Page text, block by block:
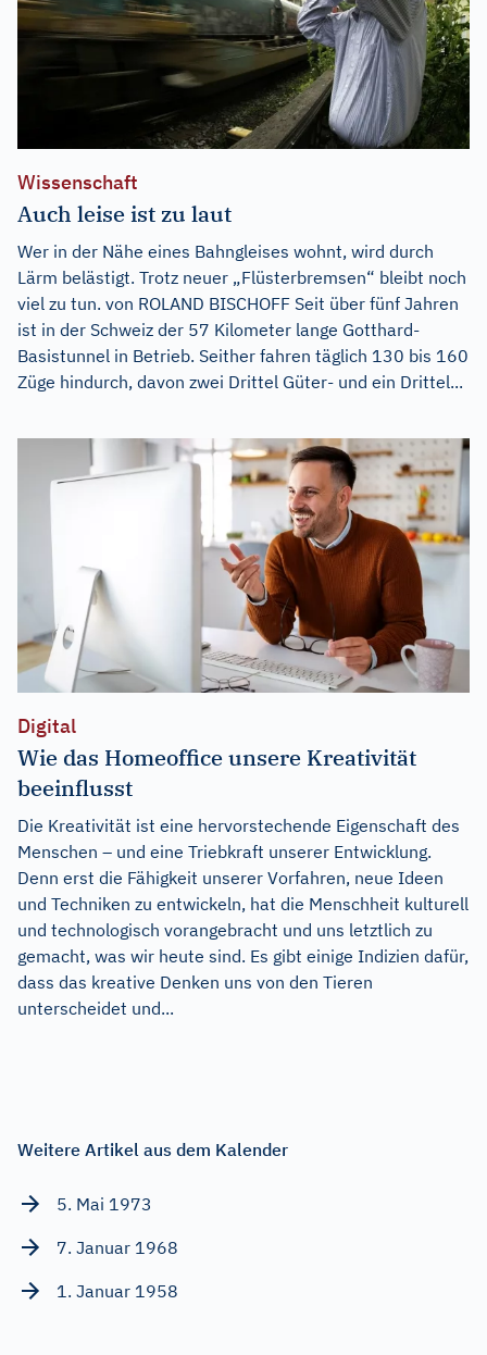
Wissenschaft
Auch leise ist zu laut
Wer in der Nähe eines Bahngleises wohnt, wird durch
Lärm belästigt. Trotz neuer „Flüsterbremsen“ bleibt noch
viel zu tun. von ROLAND BISCHOFF Seit über fünf Jahren
ist in der Schweiz der 57 Kilometer lange Gotthard-
Basistunnel in Betrieb. Seither fahren täglich 130 bis 160
Züge hindurch, davon zwei Drittel Güter- und ein Drittel...
Digital
Wie das Homeoffice unsere Kreativität
beeinflusst
Die Kreativität ist eine hervorstechende Eigenschaft des
Menschen – und eine Triebkraft unserer Entwicklung.
Denn erst die Fähigkeit unserer Vorfahren, neue Ideen
und Techniken zu entwickeln, hat die Menschheit kulturell
und technologisch vorangebracht und uns letztlich zu
gemacht, was wir heute sind. Es gibt einige Indizien dafür,
dass das kreative Denken uns von den Tieren
unterscheidet und...
Weitere Artikel aus dem Kalender
5. Mai 1973
7. Januar 1968
1. Januar 1958